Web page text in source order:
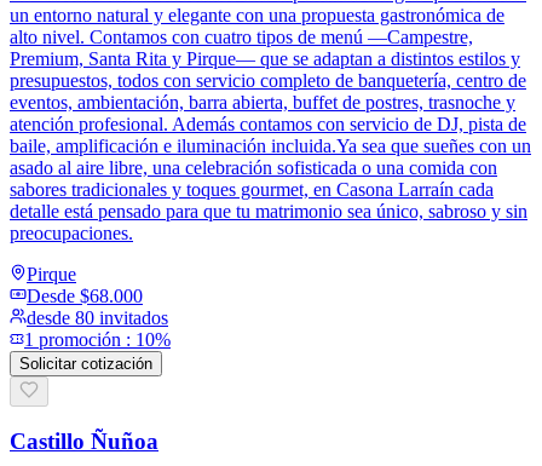
un entorno natural y elegante con una propuesta gastronómica de
alto nivel. Contamos con cuatro tipos de menú —Campestre,
Premium, Santa Rita y Pirque— que se adaptan a distintos estilos y
presupuestos, todos con servicio completo de banquetería, centro de
eventos, ambientación, barra abierta, buffet de postres, trasnoche y
atención profesional. Además contamos con servicio de DJ, pista de
baile, amplificación e iluminación incluida.Ya sea que sueñes con un
asado al aire libre, una celebración sofisticada o una comida con
sabores tradicionales y toques gourmet, en Casona Larraín cada
detalle está pensado para que tu matrimonio sea único, sabroso y sin
preocupaciones.
Pirque
Desde $68.000
desde 80 invitados
1 promoción : 10%
Solicitar cotización
Castillo Ñuñoa